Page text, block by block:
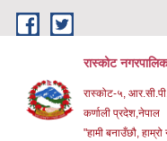
Skip to main content
रास्कोट
रास्कोट-५,
कर्णाली प्रदेश,नेपाल
"हामी बनाउँछौ,